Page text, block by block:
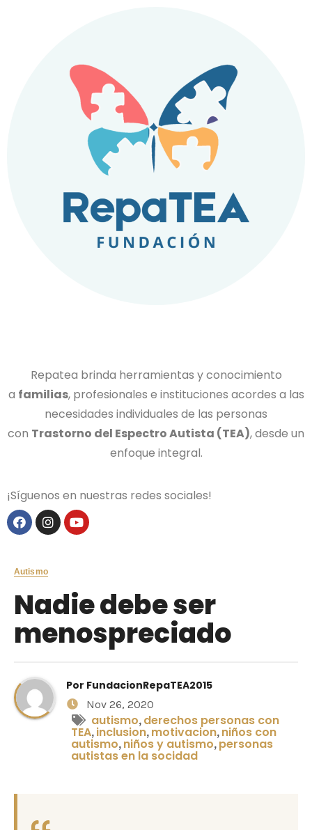
Repatea brinda herramientas y conocimiento
a familias, profesionales e instituciones acordes a las
necesidades individuales de las personas
con Trastorno del Espectro Autista (TEA), desde un
enfoque integral.
¡Síguenos en nuestras redes sociales!
Autismo
Nadie debe ser
menospreciado
Por FundacionRepaTEA2015
Nov 26, 2020
autismo,derechos personas con
TEA,inclusion,motivacion,niños con
autismo,niños y autismo,personas
autistas en la socidad